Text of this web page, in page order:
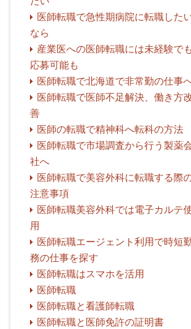
医師転職で急性期病院に転職した
なら
産業医への医師転職には未経験でも
応募可能も
医師転職で北海道で非常勤の仕事
医師転職で医師不足解決、働き方
善
医師の転職で精神科へ転科の方法
医師転職で市場調査から行う製薬
社へ
医師転職で美容外科に転職する際
注意事項
医師転職美容外科では電子カルテ
用
医師転職エージェント利用で時短
務の仕事を探す
医師転職はスマホを活用
医師転職
医師転職と看護師転職
医師転職と医師免許の証明書